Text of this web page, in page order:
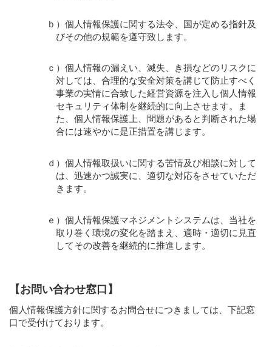
ｂ）個人情報保護に関する法令、国が定める指針及
びその他の規範を遵守致します。
ｃ）個人情報の漏えい、滅失、き損などのリスクに
対しては、合理的な安全対策を講じて防止すべく
事業の実情に合致した経営資源を注入し個人情報
セキュリティ体制を継続的に向上させます。ま
た、個人情報保護上、問題があると判断された場
合には速やかに是正措置を講じます。
ｄ）個人情報取扱いに関する苦情及び相談に対して
は、迅速かつ誠実に、適切な対応をさせていただ
きます。
ｅ）個人情報保護マネジメントシステムは、当社を
取り巻く環境の変化を踏まえ、適時・適切に見直
してその改善を継続的に推進します。
【お問い合わせ窓口】
個人情報保護方針に関するお問合せにつきましては、下記窓
口で受付けております。